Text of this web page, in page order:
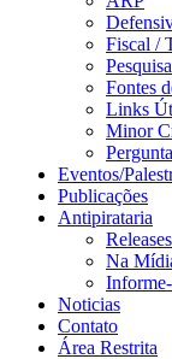
Fiscal /
Fontes
Links
Minor
Eventos/
Publicações
Antipirataria
Releases
Na
Noticias
Contato
Área Restrita